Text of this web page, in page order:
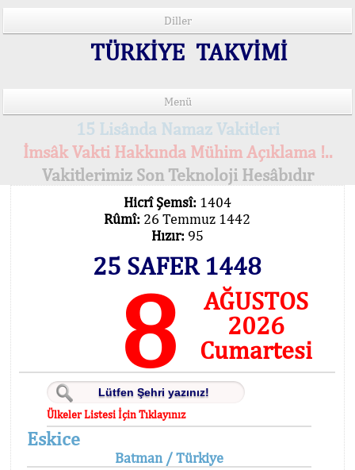
Diller
TÜRKİYE TAKVİMİ
Menü
15 Lisânda Namaz Vakitleri
İmsâk Vakti Hakkında Mühim Açıklama !..
Vakitlerimiz Son Teknoloji Hesâbıdır
Hicrî Şemsî: 1404
Rûmî: 26 Temmuz 1442
Hızır: 95
25 SAFER 1448
8
AĞUSTOS
2026
Cumartesi
Ülkeler Listesi İçin Tıklayınız
Eskice
Batman / Türkiye